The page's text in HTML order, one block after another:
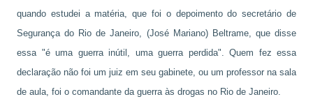
quando estudei a matéria, que foi o depoimento do secretário de
Segurança do Rio de Janeiro, (José Mariano) Beltrame, que disse
essa "é uma guerra inútil, uma guerra perdida". Quem fez essa
declaração não foi um juiz em seu gabinete, ou um professor na sala
de aula, foi o comandante da guerra às drogas no Rio de Janeiro.